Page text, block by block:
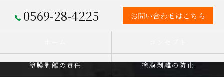
0569-28-4225 お問い合わせはこちら
塗膜剥離の責任 塗膜剥離の防止